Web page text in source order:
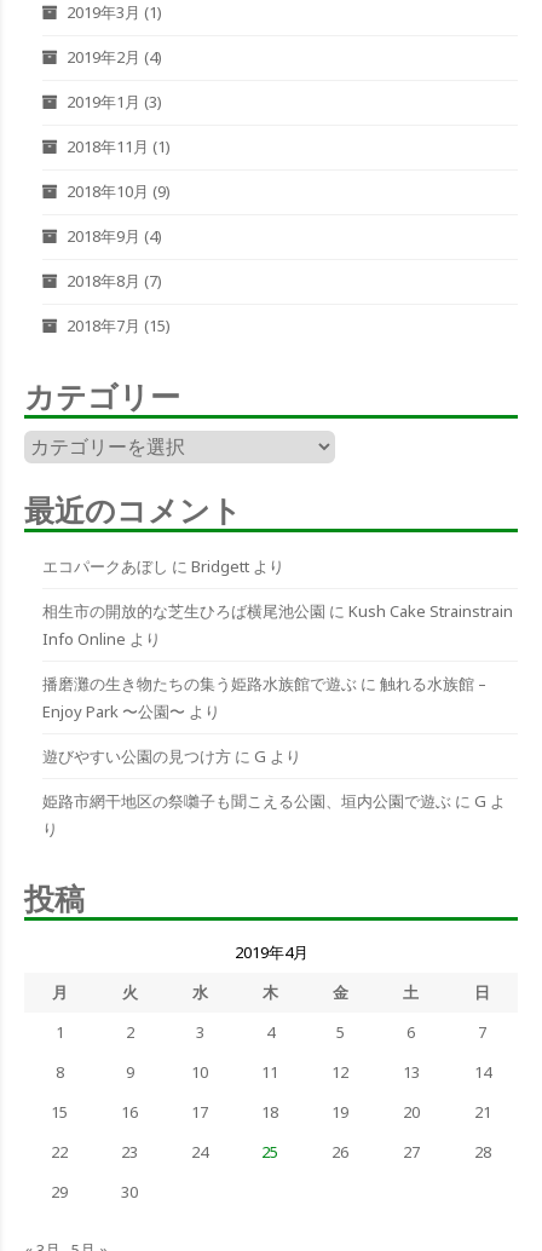
2019年3月 (1)
2019年2月 (4)
2019年1月 (3)
2018年11月 (1)
2018年10月 (9)
2018年9月 (4)
2018年8月 (7)
2018年7月 (15)
カテゴリー
カ
テ
ゴ
リ
最近のコメント
エコパークあぼし に Bridgett より
相生市の開放的な芝生ひろば横尾池公園 に Kush Cake Strainstrain
Info Online より
播磨灘の生き物たちの集う姫路水族館で遊ぶ に 触れる水族館 –
Enjoy Park 〜公園〜 より
遊びやすい公園の見つけ方 に G より
姫路市網干地区の祭囃子も聞こえる公園、垣内公園で遊ぶ に G よ
り
投稿
2019年4月
月
火 水 木 金 土
日
1
2 3 4 5 6
7
8
9 10 11 12 13
14
15
16 17 18 19 20
21
22
23 24 25 26 27
28
29
30